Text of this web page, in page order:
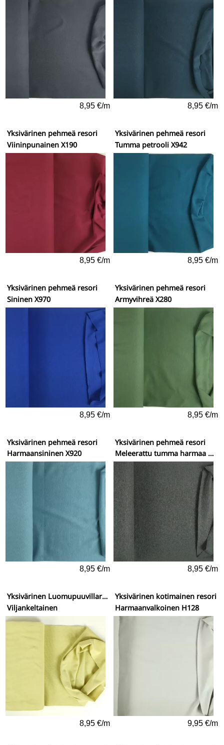
8,95 €/m 8,95 €/m
Yksivärinen pehmeä resori
Viininpunainen X190
8,95 €/m
Yksivärinen pehmeä resori
Tumma petrooli X942
8,95 €/m
Yksivärinen pehmeä resori
Sininen X970
8,95 €/m
Yksivärinen pehmeä resori
Armyvihreä X280
8,95 €/m
Yksivärinen pehmeä resori
Harmaansininen X920
8,95 €/m
Yksivärinen pehmeä resori
Meleerattu tumma harmaa X671
8,95 €/m
Yksivärinen Luomupuuvillaresori
Viljankeltainen
8,95 €/m
Yksivärinen kotimainen resori
Harmaanvalkoinen H128
9,95 €/m